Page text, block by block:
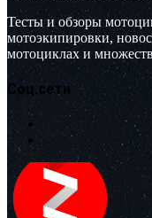
Тесты и обзоры
мотоэкипировки,
мотоциклах и
Соц.сети